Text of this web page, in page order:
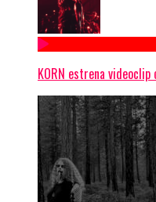
KORN estrena